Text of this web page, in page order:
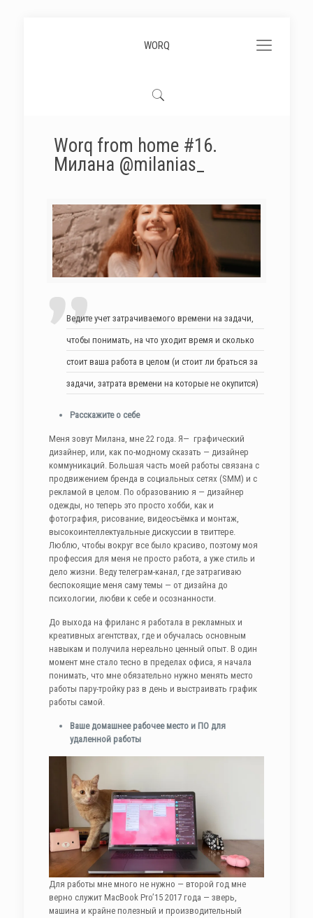
WORQ
Worq from home #16.
Милана @milanias_
Ведите учет затрачиваемого времени на задачи,
чтобы понимать, на что уходит время и сколько
стоит ваша работа в целом (и стоит ли браться за
задачи, затрата времени на которые не окупится)
Расскажите о себе
Меня зовут Милана, мне 22 года. Я— графический
дизайнер, или, как по-модному сказать — дизайнер
коммуникаций. Большая часть моей работы связана с
продвижением бренда в социальных сетях (SMM) и с
рекламой в целом. По образованию я — дизайнер
одежды, но теперь это просто хобби, как и
фотография, рисование, видеосъёмка и монтаж,
высокоинтеллектуальные дискуссии в твиттере.
Люблю, чтобы вокруг все было красиво, поэтому моя
профессия для меня не просто работа, а уже стиль и
дело жизни. Веду телеграм-канал, где затрагиваю
беспокоящие меня саму темы — от дизайна до
психологии, любви к себе и осознанности.
До выхода на фриланс я работала в рекламных и
креативных агентствах, где и обучалась основным
навыкам и получила нереально ценный опыт. В один
момент мне стало тесно в пределах офиса, я начала
понимать, что мне обязательно нужно менять место
работы пару-тройку раз в день и выстраивать график
работы самой.
Ваше домашнее рабочее место и ПО для
удаленной работы
Для работы мне много не нужно — второй год мне
верно служит MacBook Pro’15 2017 года — зверь,
машина и крайне полезный и производительный